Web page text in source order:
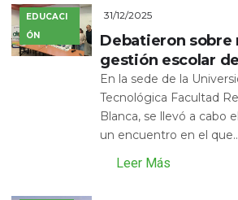
EDUCACI
ÓN
31/12/2025
Debatieron sobre
gestión escolar
En la sede de la
Tecnológica Facultad
Blanca, se llevó a cabo
un encuentro en el
Leer Más